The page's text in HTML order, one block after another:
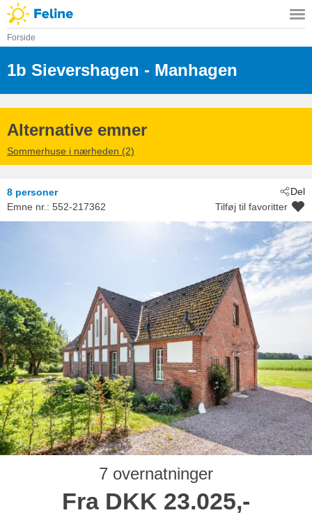
Forside
1b Sievershagen
- 23738
- Manhagen
Alternative emner
Sommerhuse i nærheden (2)
Del
8 personer
Emne nr.: 552-217362 Tilføj til favoritter
7 overnatninger
Fra DKK 23.025,-